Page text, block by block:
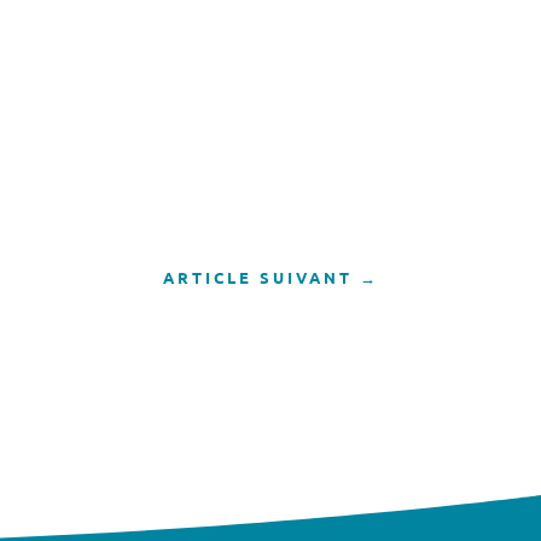
ARTICLE SUIVANT →